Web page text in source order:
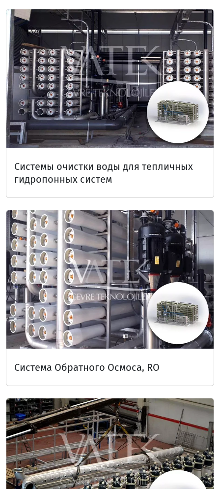
Системы очистки воды для тепличных
гидропонных систем
Система Обратного Осмоса, RO